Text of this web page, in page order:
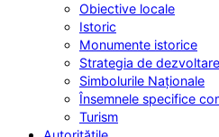
Obiective locale
Istoric
Monumente istorice
Strategia de dezvoltare
Simbolurile Naționale
Însemnele specifice
Turism